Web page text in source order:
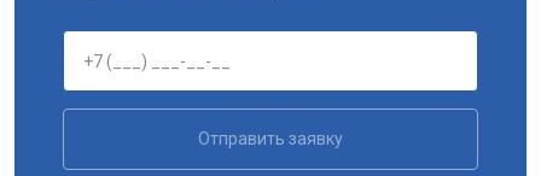
Отправить заявку